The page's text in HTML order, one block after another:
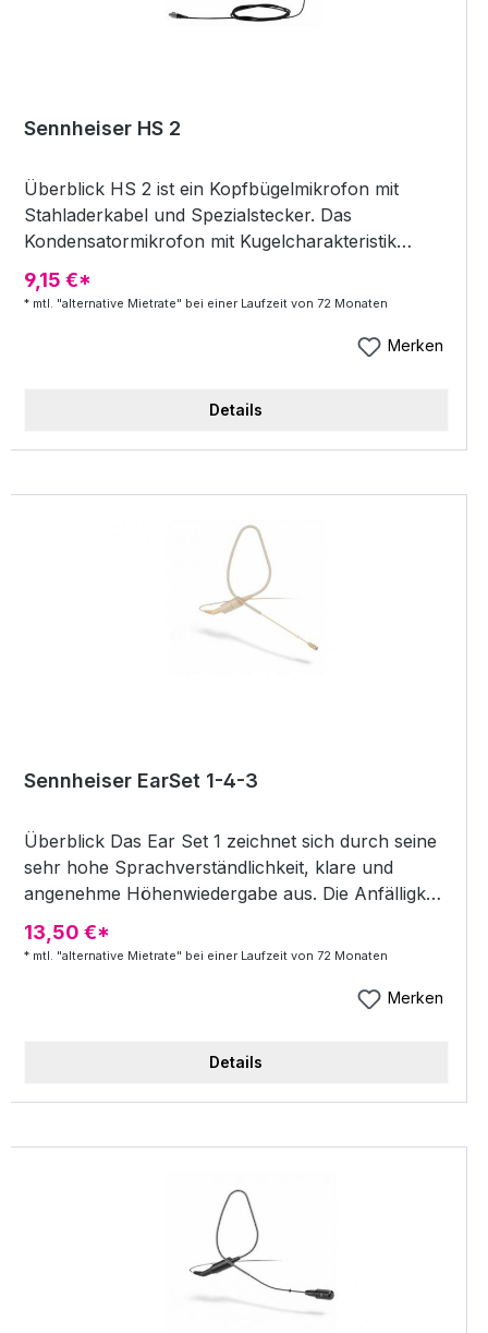
Sennheiser HS 2
Überblick HS 2 ist ein Kopfbügelmikrofon mit
Stahladerkabel und Spezialstecker. Das
Kondensatormikrofon mit Kugelcharakteristik
genügt höchsten Ansprüchen an Klangqualität und
Robustheit. Es ist für Gesang-und
Anthrazit Sehr Robust Höchste Klangqualität Gute
unterschiedlicher Aufsteckkappen Technische
Freifeldleerlauf-Übertragungsfaktor (1 kHz): 5
mV/Pa Nennimpedanz: 1000 Ohm Min.
Abschlussimpedanz: 4700 Ohm
Grenzschalldruckpegel: 142 dB bei 1 kHz (K=1
Nackenbügelmikrofon, Kugel, MKE2 Gold-Kapsel,
anthrazit, Anschlusskabel, 1,6 m, 3pin SE-Stecker
9,15 €*
* mtl. "alternative Mietrate" bei einer Laufzeit von 72 Monaten
Merken
Details
Sennheiser EarSet 1-4-3
Überblick Das Ear Set 1 zeichnet sich durch seine
sehr hohe Sprachverständlichkeit, klare und
angenehme Höhenwiedergabe aus. Die Anfälligkeit
für Popp- und Windgeräusche ist sehr gering, bei
einem Kapseldurchmesser von nur 3,3 mm. Beim
Akustik des Miniatur-Ansteckmikrofons MKE 1
Live-Events oder im TV-Studio: Die neue
starken Stimmen einen perfekten Klang und
von Sennheiser ( ew G2, G3, 2000er, 3000er und
Komponenten ist das Ear Set vielseitig und flexibel
optimiert für den Live- und Broadcast-Einsatz
13,50 €*
* mtl. "alternative Mietrate" bei einer Laufzeit von 72 Monaten
Merken
Details